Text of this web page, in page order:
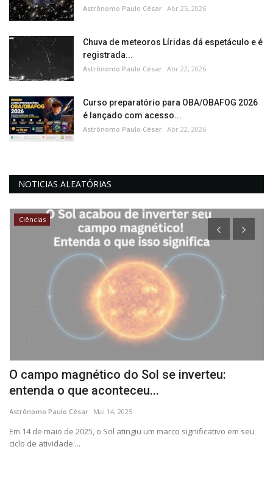
Astrônomo Paulo César Abr 25, 2026
Chuva de meteoros Líridas dá espetáculo e é
registrada...
Astrônomo Paulo César Abr 22, 2026
Curso preparatório para OBA/OBAFOG 2026
é lançado com acesso...
Astrônomo Paulo César Abr 22, 2026
NOTICIAS ALEATÓRIAS
Ciências
O campo magnético do Sol se inverteu:
entenda o que aconteceu...
Astrônomo Paulo César Mai 14, 2025
Em 14 de maio de 2025, o Sol atingiu um marco significativo em seu
ciclo de atividade:...